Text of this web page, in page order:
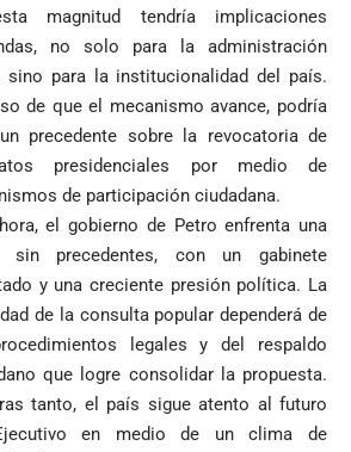
magnitud tendría implicaciones
no solo para la administración
sino para la institucionalidad del país.
de que el mecanismo avance, podría
precedente sobre la revocatoria de
presidenciales por medio de
de participación ciudadana.
el gobierno de Petro enfrenta una
sin precedentes, con un gabinete
y una creciente presión política. La
de la consulta popular dependerá de
legales y del respaldo
que logre consolidar la propuesta.
tanto, el país sigue atento al futuro
en medio de un clima de